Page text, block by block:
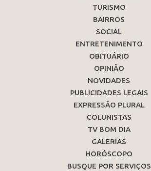
TURISMO
BAIRROS
SOCIAL
ENTRETENIMENTO
OBITUÁRIO
OPINIÃO
NOVIDADES
PUBLICIDADES LEGAIS
EXPRESSÃO PLURAL
COLUNISTAS
TV BOM DIA
GALERIAS
HORÓSCOPO
BUSQUE POR SERVIÇOS